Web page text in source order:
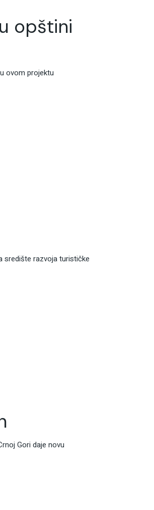
opštini
ovom projektu
središte razvoja turističke
Gori daje novu